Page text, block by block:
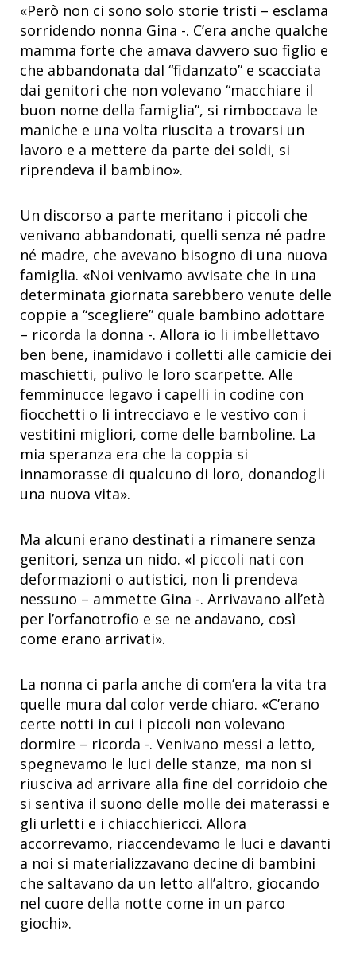
«Però non ci sono solo storie tristi – esclama
sorridendo nonna Gina -. C’era anche qualche
mamma forte che amava davvero suo figlio e
che abbandonata dal “fidanzato” e scacciata
dai genitori che non volevano “macchiare il
buon nome della famiglia”, si rimboccava le
maniche e una volta riuscita a trovarsi un
lavoro e a mettere da parte dei soldi, si
riprendeva il bambino».
Un discorso a parte meritano i piccoli che
venivano abbandonati, quelli senza né padre
né madre, che avevano bisogno di una nuova
famiglia. «Noi venivamo avvisate che in una
determinata giornata sarebbero venute delle
coppie a “scegliere” quale bambino adottare
– ricorda la donna -. Allora io li imbellettavo
ben bene, inamidavo i colletti alle camicie dei
maschietti, pulivo le loro scarpette. Alle
femminucce legavo i capelli in codine con
fiocchetti o li intrecciavo e le vestivo con i
vestitini migliori, come delle bamboline. La
mia speranza era che la coppia si
innamorasse di qualcuno di loro, donandogli
una nuova vita».
Ma alcuni erano destinati a rimanere senza
genitori, senza un nido. «I piccoli nati con
deformazioni o autistici, non li prendeva
nessuno – ammette Gina -. Arrivavano all’età
per l’orfanotrofio e se ne andavano, così
come erano arrivati».
La nonna ci parla anche di com’era la vita tra
quelle mura dal color verde chiaro. «C’erano
certe notti in cui i piccoli non volevano
dormire – ricorda -. Venivano messi a letto,
spegnevamo le luci delle stanze, ma non si
riusciva ad arrivare alla fine del corridoio che
si sentiva il suono delle molle dei materassi e
gli urletti e i chiacchiericci. Allora
accorrevamo, riaccendevamo le luci e davanti
a noi si materializzavano decine di bambini
che saltavano da un letto all’altro, giocando
nel cuore della notte come in un parco
giochi».